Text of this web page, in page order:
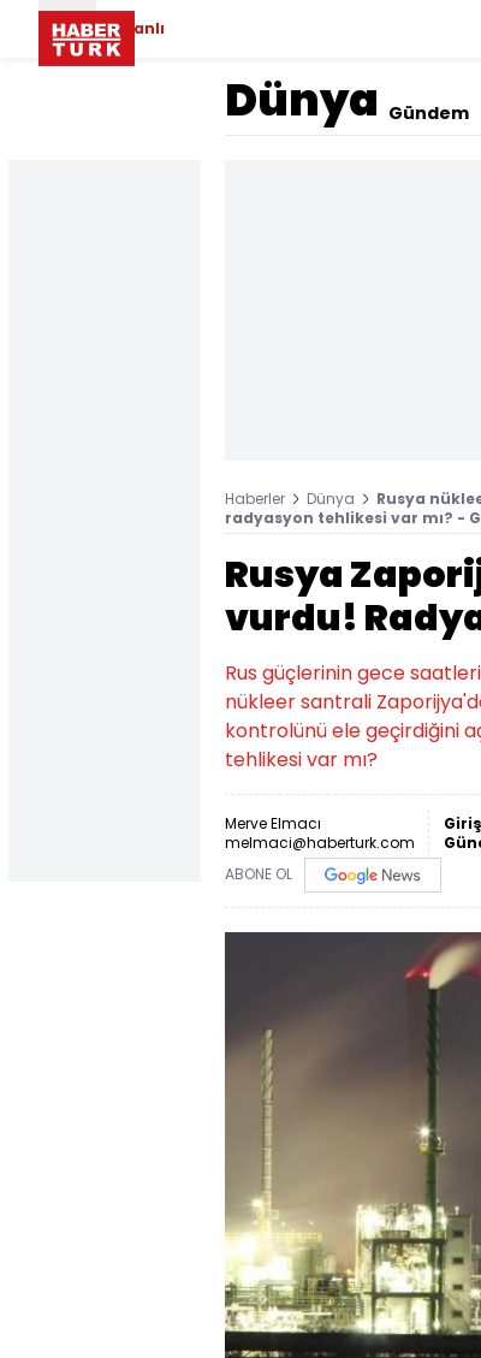
Canlı
Dünya Gündem
Haberler Dünya
Rusya
radyasyon tehlikesi var mı? -
Rusya
vurdu!
Rus güçlerinin gece
nükleer santrali
kontrolünü ele geçirdiğini
tehlikesi var mı?
Merve Elmacı
melmaci@haberturk.com
ABONE OL